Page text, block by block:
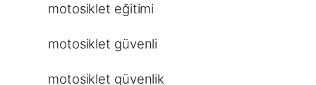
motosiklet eğitimi
motosiklet güvenli
motosiklet güvenlik